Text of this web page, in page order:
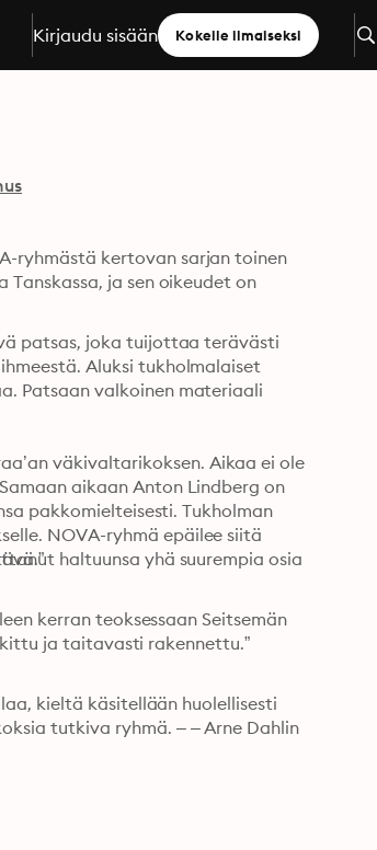
Kirjaudu sisään Kokeile ilmaiseksi
ryhmästä kertovan sarjan toinen
Tanskassa, ja sen oikeudet on
patsas, joka tuijottaa terävästi
Aluksi tukholmalaiset
Patsaan valkoinen materiaali
väkivaltarikoksen. Aikaa ei ole
aikaan Anton Lindberg on
pakkomielteisesti. Tukholman
NOVA-ryhmä epäilee siitä
haltuunsa yhä suurempia osia
kerran teoksessaan Seitsemän
ja taitavasti rakennettu.”
kieltä käsitellään huolellisesti
tutkiva ryhmä. – – Arne Dahlin